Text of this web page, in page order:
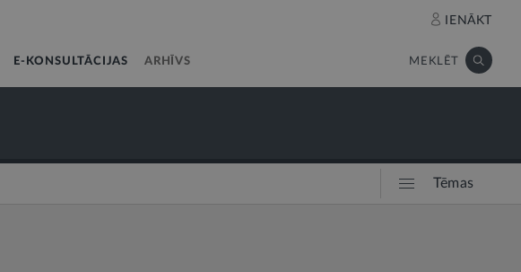
IENĀKT
E-KONSULTĀCIJAS ARHĪVS MEKLĒT
Tēmas